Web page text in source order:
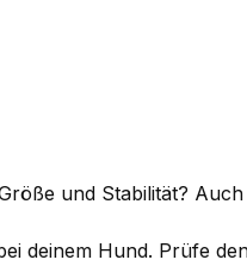
und Stabilität?
deinem Hund. Prüfe